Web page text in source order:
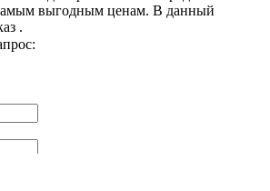
выгодным ценам. В данный
.